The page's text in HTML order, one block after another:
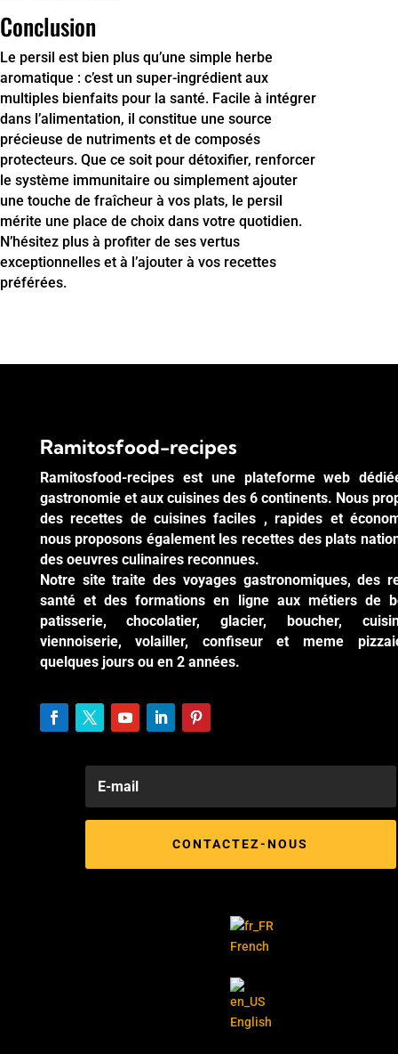
Conclusion
Le persil est bien plus qu’une simple herbe
aromatique : c’est un super-ingrédient aux
multiples bienfaits pour la santé. Facile à intégrer
dans l’alimentation, il constitue une source
précieuse de nutriments et de composés
protecteurs. Que ce soit pour détoxifier, renforcer
le système immunitaire ou simplement ajouter
une touche de fraîcheur à vos plats, le persil
mérite une place de choix dans votre quotidien.
N’hésitez plus à profiter de ses vertus
exceptionnelles et à l’ajouter à vos recettes
préférées.
Ramitosfood-recipes
Ramitosfood-recipes est une plateforme web
gastronomie et aux cuisines des 6 continents. Nous
des recettes de cuisines faciles , rapides et
nous proposons également les recettes des plats
des oeuvres culinaires reconnues.
Notre site traite des voyages gastronomiques, des
santé et des formations en ligne aux métiers de
patisserie, chocolatier, glacier, boucher,
viennoiserie, volailler, confiseur et meme
quelques jours ou en 2 années.
CONTACTEZ-NOUS
French
English